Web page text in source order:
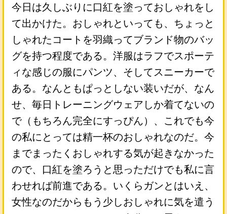
今日は久しぶりに口紅を塗っておしゃれをし
て出かけた。おしゃれといっても、ちょっと
しゃれたコートを羽織ってブランド物のバッ
グを持つ程度である。洋服はラフでスポーテ
ィな感じの服にパンツ、そしてスニーカーで
ある。なんともぱっとしない装いだが、なん
せ、毎日トレーニングウェアしか着てないの
で（もちろん完全にすっぴん）、これでも今
の私にとっては精一杯のおしゃれなのだ。今
までまったくおしゃれする気が起きなかった
ので、口紅を塗ろうと思っただけでも私に言
わせれば前進である。いくらガンとはいえ、
女性なのだからもう少しおしゃれに気を遣う